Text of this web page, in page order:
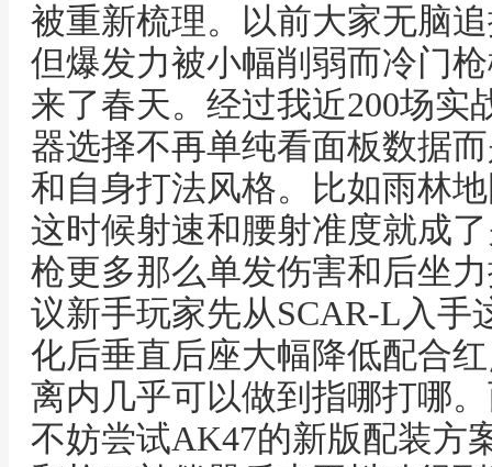
被重新梳理。以前大家无脑
但爆发力被小幅削弱而冷门
来了春天。经过我近200场实
器选择不再单纯看面板数据
和自身打法风格。比如雨林
这时候射速和腰射准度就成
枪更多那么单发伤害和后坐
议新手玩家先从SCAR-L入手
化后垂直后座大幅降低配合
离内几乎可以做到指哪打哪
不妨尝试AK47的新版配装方